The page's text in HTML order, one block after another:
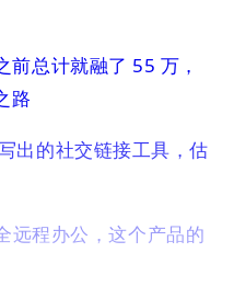
前总计就融了 55 万，
路
出的社交链接工具，估
远程办公，这个产品的